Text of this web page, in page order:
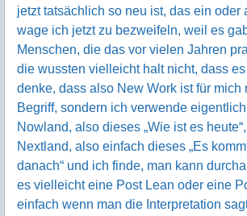
jetzt tatsächlich so neu ist, das ein oder
wage ich jetzt zu bezweifeln, weil es
Menschen, die das vor vielen Jahren
die wussten vielleicht halt nicht, dass
denke, dass also New Work ist für mich
Begriff, sondern ich verwende
Nowland, also dieses „Wie ist es
Nextland, also einfach dieses „Es
danach“ und ich finde, man kann
es vielleicht eine Post Lean oder eine
einfach wenn man die Interpretation